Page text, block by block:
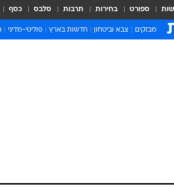
ספורט בחירות תרבות סלבס כסף
מבזקים צבא וביטחון חדשות בארץ פוליטי-מדיני